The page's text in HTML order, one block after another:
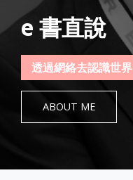
e 書直說
透過網絡去認識世界
ABOUT ME